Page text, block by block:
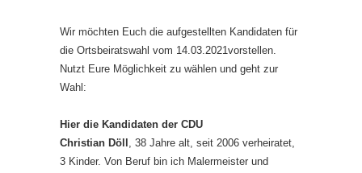
Wir möchten Euch die aufgestellten Kandidaten für
die Ortsbeiratswahl vom 14.03.2021vorstellen.
Nutzt Eure Möglichkeit zu wählen und geht zur
Wahl:
Hier die Kandidaten der CDU
Christian Döll , 38 Jahre alt, seit 2006 verheiratet,
3 Kinder. Von Beruf bin ich Malermeister und